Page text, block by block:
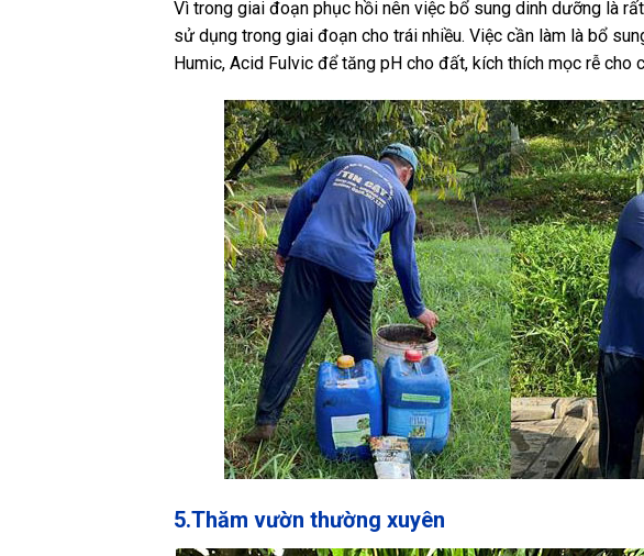
Vì trong giai đoạn phục hồi nên việc bổ sung dinh dưỡng là
sử dụng trong giai đoạn cho trái nhiều. Việc cần làm là bổ
Humic, Acid Fulvic để tăng pH cho đất, kích thích mọc rễ cho
5.Thăm vườn thường xuyên